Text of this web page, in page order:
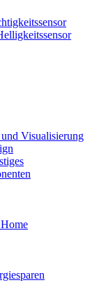
Visualisierung